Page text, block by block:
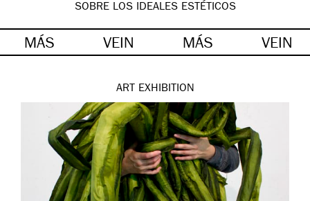
SOBRE LOS IDEALES ESTÉTICOS
MÁS VEIN MÁS VEIN
ART EXHIBITION